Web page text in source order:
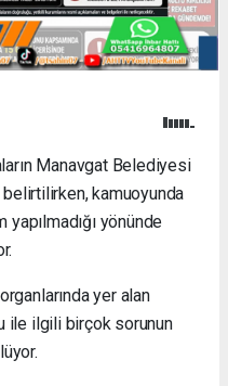
Manavgat Belediyesi
kamuoyunda
yönünde
yer alan
ile ilgili birçok sorunun